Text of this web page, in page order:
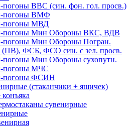
погоны ВВС (син. фон. гол. просв.)
погоны ВМФ
погоны МВД
погоны Мин Обороны ВКС, ВДВ
погоны Мин Обороны Погран.
(ПВ), ФСБ, ФСО син. с зел. просв.
погоны Мин Обороны сухопутн.
погоны МЧС
погоны ФСИН
(стаканчики + ящичек)
сувенирные